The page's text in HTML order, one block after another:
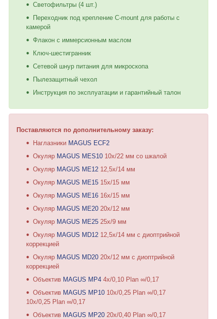
Светофильтры (4 шт.)
Переходник под крепление C-mount для работы с
камерой
Флакон с иммерсионным маслом
Ключ-шестигранник
Сетевой шнур питания для микроскопа
Пылезащитный чехол
Инструкция по эксплуатации и гарантийный талон
Поставляются по дополнительному заказу:
Наглазники MAGUS ECF2
Окуляр MAGUS MES10 10х/22 мм со шкалой
Окуляр MAGUS ME12 12,5х/14 мм
Окуляр MAGUS ME15 15х/15 мм
Окуляр MAGUS ME16 16х/15 мм
Окуляр MAGUS ME20 20х/12 мм
Окуляр MAGUS ME25 25х/9 мм
Окуляр MAGUS MD12 12,5х/14 мм с диоптрийной
коррекцией
Окуляр MAGUS MD20 20х/12 мм с диоптрийной
коррекцией
Объектив MAGUS MP4 4х/0,10 Plan ∞/0,17
Объектив MAGUS MP10 10х/0,25 Plan ∞/0,17
10х/0,25 Plan ∞/0,17
Объектив MAGUS MP20 20х/0,40 Plan ∞/0,17